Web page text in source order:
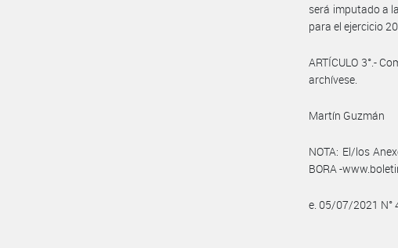
será imputado a
para el ejercicio
ARTÍCULO 3°.-
archívese.
Martín Guzmán
NOTA: El/los
BORA -
e. 05/07/2021 N°